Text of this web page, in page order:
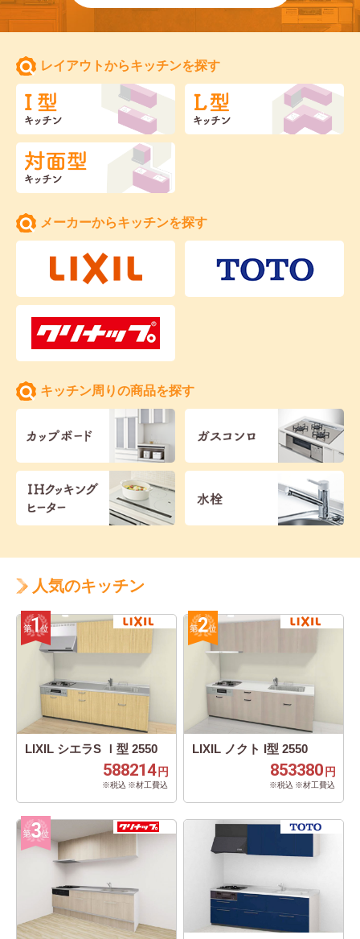
レイアウトからキッチンを探す
メーカーからキッチンを探す
キッチン周りの商品を探す
人気のキッチン
LIXIL シエラS Ｉ型 2550
588214 円
※税込 ※材工費込
LIXIL ノクト I型 2550
853380 円
※税込 ※材工費込